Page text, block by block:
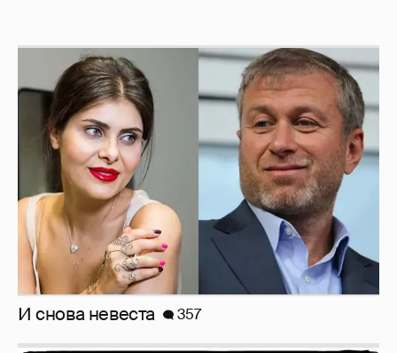
И снова невеста 357